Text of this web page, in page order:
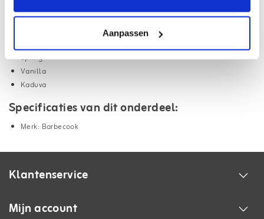
Aanpassen
Barbecook thermometer Spring/Vanilla/Kaduva. Origineel Barbecook
Dit onderdeel is geschikt voor:
Spring
Vanilla
Kaduva
Specificaties van dit onderdeel:
Merk: Barbecook
Klantenservice
Mijn account